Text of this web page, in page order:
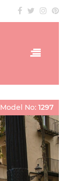
Model No: 1297